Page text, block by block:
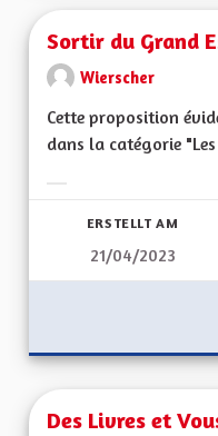
Sortir du Grand
Wierscher
Cette proposition
dans la catégorie
ERSTELLT AM
21/04/2023
Des Livres et